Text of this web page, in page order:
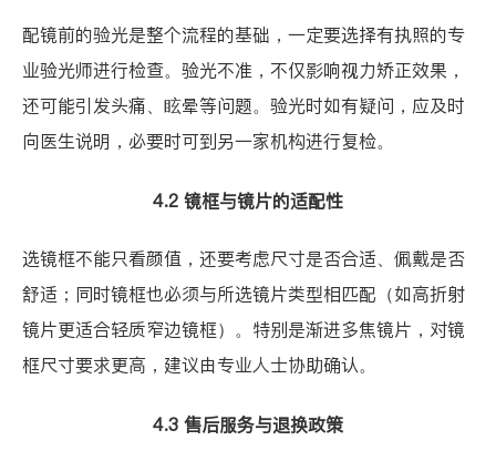
配镜前的验光是整个流程的基础，一定要选择有执照的专
业验光师进行检查。验光不准，不仅影响视力矫正效果，
还可能引发头痛、眩晕等问题。验光时如有疑问，应及时
向医生说明，必要时可到另一家机构进行复检。
4.2 镜框与镜片的适配性
选镜框不能只看颜值，还要考虑尺寸是否合适、佩戴是否
舒适；同时镜框也必须与所选镜片类型相匹配（如高折射
镜片更适合轻质窄边镜框）。特别是渐进多焦镜片，对镜
框尺寸要求更高，建议由专业人士协助确认。
4.3 售后服务与退换政策